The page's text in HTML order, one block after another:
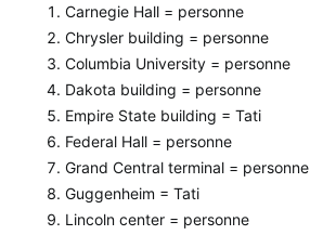
Carnegie Hall = personne
Chrysler building = personne
Columbia University = personne
Dakota building = personne
Empire State building = Tati
Federal Hall = personne
Grand Central terminal = personne
Guggenheim = Tati
Lincoln center = personne